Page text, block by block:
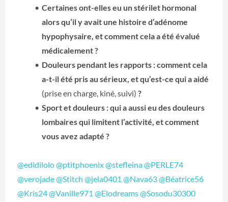
Certaines ont-elles eu un stérilet hormonal
alors qu’il y avait une histoire d’adénome
hypophysaire, et comment cela a été évalué
médicalement ?
Douleurs pendant les rapports : comment cela
a-t-il été pris au sérieux, et qu’est-ce qui a aidé
(prise en charge, kiné, suivi) ?
Sport et douleurs : qui a aussi eu des douleurs
lombaires qui limitent l’activité, et comment
vous avez adapté ?
@edidilolo@ptitphoenix@stefleina@PERLE74
@verojade@Stitch @jela0401 @Nava63@Béatrice56
@Kris24@Vanille971 @Elodreams@Sosodu30300